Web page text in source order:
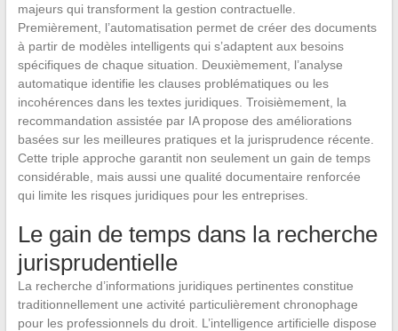
majeurs qui transforment la gestion contractuelle.
Premièrement, l’automatisation permet de créer des documents
à partir de modèles intelligents qui s’adaptent aux besoins
spécifiques de chaque situation. Deuxièmement, l’analyse
automatique identifie les clauses problématiques ou les
incohérences dans les textes juridiques. Troisièmement, la
recommandation assistée par IA propose des améliorations
basées sur les meilleures pratiques et la jurisprudence récente.
Cette triple approche garantit non seulement un gain de temps
considérable, mais aussi une qualité documentaire renforcée
qui limite les risques juridiques pour les entreprises.
Le gain de temps dans la recherche
jurisprudentielle
La recherche d’informations juridiques pertinentes constitue
traditionnellement une activité particulièrement chronophage
pour les professionnels du droit. L’intelligence artificielle dispose